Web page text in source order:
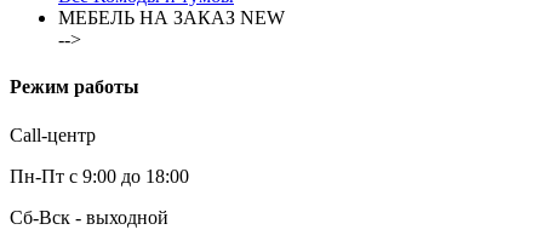
МЕБЕЛЬ НА ЗАКАЗ NEW
-->
Режим работы
Call-центр
Пн-Пт с 9:00 до 18:00
Сб-Вск - выходной